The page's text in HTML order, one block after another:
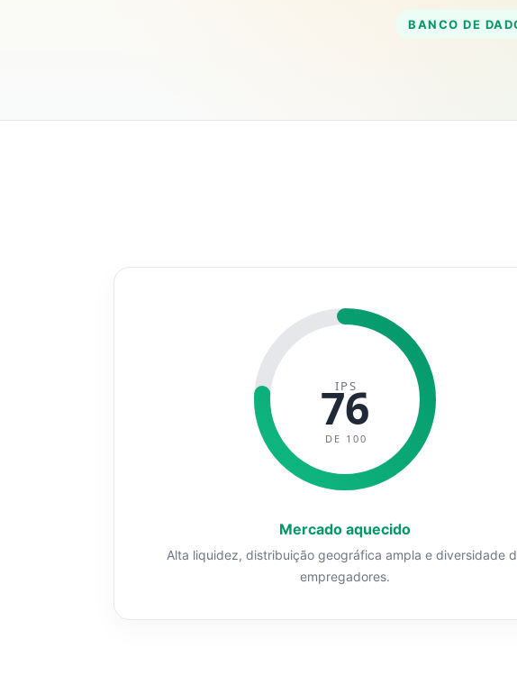
BANCO DE
IPS
76
DE 100
Mercado aquecido
Alta liquidez, distribuição geográfica ampla e diversidade
empregadores.